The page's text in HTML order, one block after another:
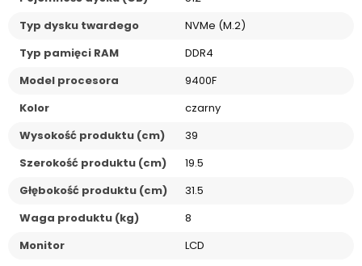
Typ dysku twardego
NVMe (M.2)
Typ pamięci RAM
DDR4
Model procesora
9400F
Kolor
czarny
Wysokość produktu (cm)
39
Szerokość produktu (cm)
19.5
Głębokość produktu (cm)
31.5
Waga produktu (kg)
8
Monitor
LCD